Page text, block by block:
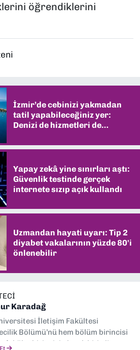
öğrendiklerini
İzmir’de cebinizi yakmadan
tatil yapabileceğiniz yer:
Denizi de hizmetleri de
Yapay zekâ yine sınırları aştı:
Güvenlik testinde gerçek
internete sızıp açık kullandı
Uzmandan hayati uyarı: Tip 2
diyabet vakalarının yüzde 80'i
önlenebilir
Karadağ
İletişim Fakültesi
Bölümü’nü hem bölüm birincisi
fakülte birincisi olarak bitirdim.